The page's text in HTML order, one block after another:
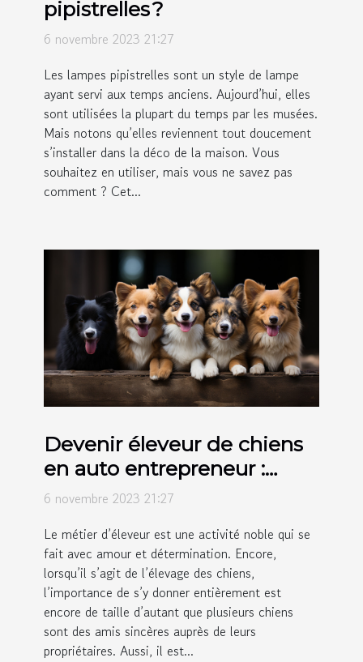
pipistrelles ?
6 novembre 2023 21:27
Les lampes pipistrelles sont un style de lampe
ayant servi aux temps anciens. Aujourd’hui, elles
sont utilisées la plupart du temps par les musées.
Mais notons qu’elles reviennent tout doucement
s’installer dans la déco de la maison. Vous
souhaitez en utiliser, mais vous ne savez pas
comment ? Cet...
Devenir éleveur de chiens
en auto entrepreneur :
comment s’y prendre ?
6 novembre 2023 21:27
Le métier d’éleveur est une activité noble qui se
fait avec amour et détermination. Encore,
lorsqu’il s’agit de l’élevage des chiens,
l’importance de s’y donner entièrement est
encore de taille d’autant que plusieurs chiens
sont des amis sincères auprès de leurs
propriétaires. Aussi, il est...